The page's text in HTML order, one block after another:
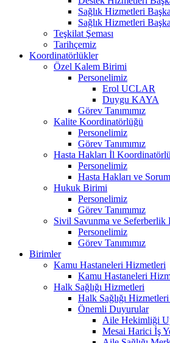
Sağlık Hizmetleri
Sağlık Hizmetleri
Teşkilat Şeması
Tarihçemiz
Koordinatörlükler
Özel Kalem Birimi
Personelimiz
Erol UCLAR
Duygu KAYA
Görev Tanımımız
Kalite Koordinatörlüğü
Personelimiz
Görev Tanımımız
Hasta Hakları İl
Personelimiz
Hasta Hakları ve
Hukuk Birimi
Personelimiz
Görev Tanımımız
Sivil Savunma ve Seferberlik
Personelimiz
Görev Tanımımız
Birimler
Kamu Hastaneleri Hizmetleri
Kamu Hastaneleri
Halk Sağlığı Hizmetleri
Halk Sağlığı
Önemli Duyurular
Aile Hekimliği
Mesai Harici İş